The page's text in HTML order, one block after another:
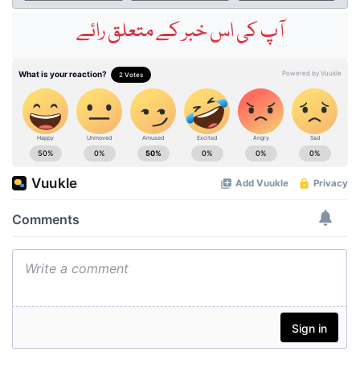
آپ کی اس خبر کے متعلق رائے